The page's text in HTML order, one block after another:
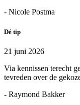
- Nicole Postma
Dé tip
21 juni 2026
Via kennissen terecht
tevreden over de
- Raymond Bakker